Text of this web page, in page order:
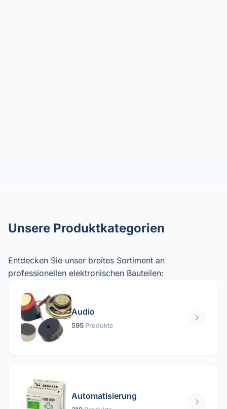
Unsere Produktkategorien
Entdecken Sie unser breites Sortiment an
professionellen elektronischen Bauteilen:
Audio
595 Produkte
Automatisierung